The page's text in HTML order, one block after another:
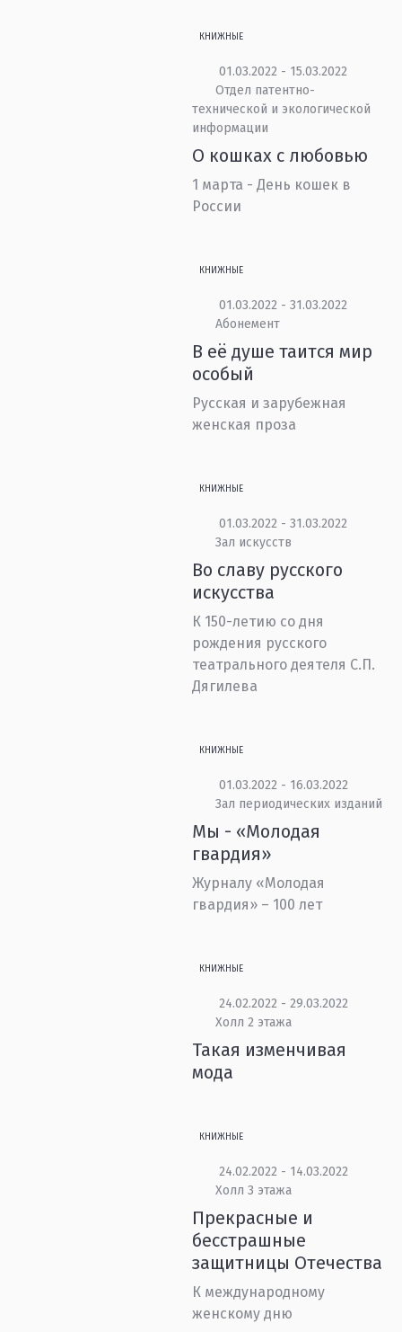
КНИЖНЫЕ
01.03.2022 - 15.03.2022
Отдел патентно-
технической и экологической
информации
О кошках с любовью
1 марта - День кошек в
России
КНИЖНЫЕ
01.03.2022 - 31.03.2022
Абонемент
В её душе таится мир
особый
Русская и зарубежная
женская проза
КНИЖНЫЕ
01.03.2022 - 31.03.2022
Зал искусств
Во славу русского
искусства
К 150-летию со дня
рождения русского
театрального деятеля С.П.
Дягилева
КНИЖНЫЕ
01.03.2022 - 16.03.2022
Зал периодических изданий
Мы - «Молодая
гвардия»
Журналу «Молодая
гвардия» – 100 лет
КНИЖНЫЕ
24.02.2022 - 29.03.2022
Холл 2 этажа
Такая изменчивая
мода
КНИЖНЫЕ
24.02.2022 - 14.03.2022
Холл 3 этажа
Прекрасные и
бесстрашные
защитницы Отечества
К международному
женскому дню